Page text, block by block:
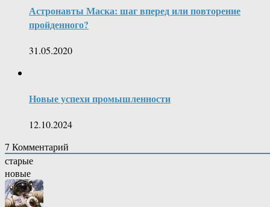
Астронавты Маска: шаг вперед или повторение
пройденного?
31.05.2020
Новые успехи промышленности
12.10.2024
7 Комментарий
старые
новые